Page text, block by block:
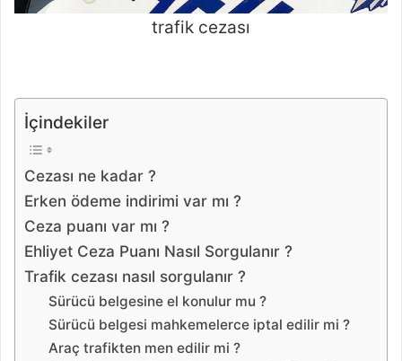
trafik cezası
İçindekiler
Cezası ne kadar ?
Erken ödeme indirimi var mı ?
Ceza puanı var mı ?
Ehliyet Ceza Puanı Nasıl Sorgulanır ?
Trafik cezası nasıl sorgulanır ?
Sürücü belgesine el konulur mu ?
Sürücü belgesi mahkemelerce iptal edilir mi ?
Araç trafikten men edilir mi ?